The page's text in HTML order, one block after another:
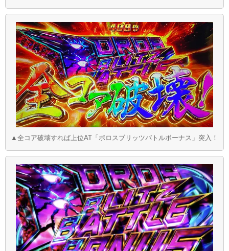
▲全コア破壊すれば上位AT「ボロスブリッツバトルボーナス」突入！